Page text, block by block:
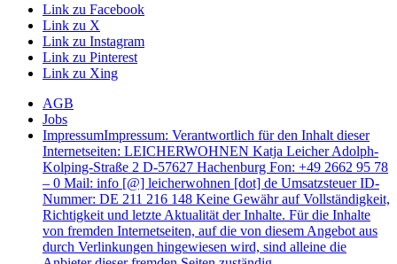
Link zu Facebook
Link zu X
Link zu Instagram
Link zu Pinterest
Link zu Xing
AGB
Jobs
ImpressumImpressum: Verantwortlich für den Inhalt dieser
Internetseiten: LEICHERWOHNEN Katja Leicher Adolph-
Kolping-Straße 2 D-57627 Hachenburg Fon: +49 2662 95 78
– 0 Mail: info [@] leicherwohnen [dot] de Umsatzsteuer ID-
Nummer: DE 211 216 148 Keine Gewähr auf Vollständigkeit,
Richtigkeit und letzte Aktualität der Inhalte. Für die Inhalte
von fremden Internetseiten, auf die von diesem Angebot aus
durch Verlinkungen hingewiesen wird, sind alleine die